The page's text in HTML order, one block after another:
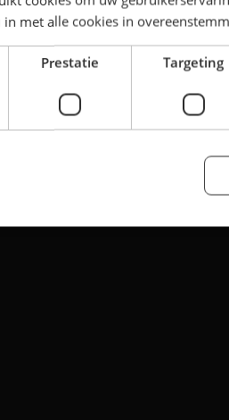
ruimte voorzien wordt.
Qubes door middel
is de gevelafwerking niet
met alle cookies in
Prestatie Targeting